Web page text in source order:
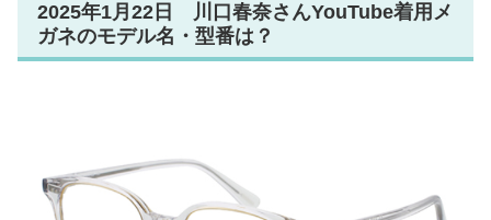
2025年1月22日 川口春奈さんYouTube着用メ
ガネのモデル名・型番は？